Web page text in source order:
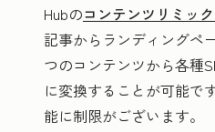
Hubのコンテンツリミッ
記事からランディングペ
つのコンテンツから各種
に変換することが可能
能に制限がございます。